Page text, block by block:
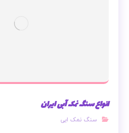
انواع سنگ نمک آبی ایران
سنگ نمک ابی